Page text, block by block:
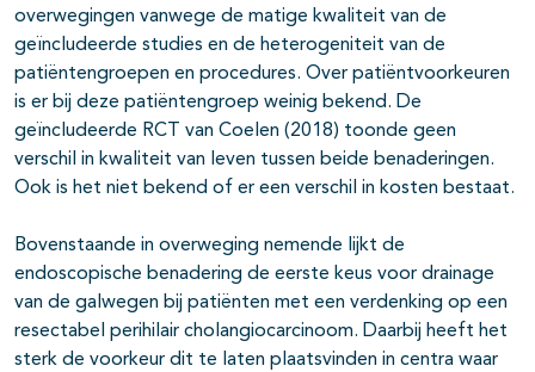
overwegingen vanwege de matige kwaliteit van de
geïncludeerde studies en de heterogeniteit van de
patiëntengroepen en procedures. Over patiëntvoorkeuren
is er bij deze patiëntengroep weinig bekend. De
geïncludeerde RCT van Coelen (2018) toonde geen
verschil in kwaliteit van leven tussen beide benaderingen.
Ook is het niet bekend of er een verschil in kosten bestaat.
Bovenstaande in overweging nemende lijkt de
endoscopische benadering de eerste keus voor drainage
van de galwegen bij patiënten met een verdenking op een
resectabel perihilair cholangiocarcinoom. Daarbij heeft het
sterk de voorkeur dit te laten plaatsvinden in centra waar